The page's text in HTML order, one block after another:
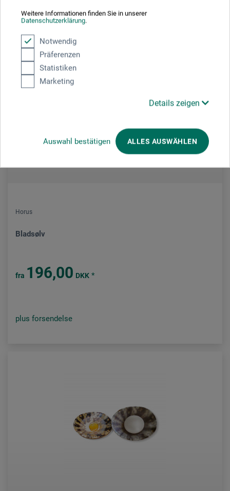
Weitere Informationen finden Sie in unserer
Datenschutzerklärung.
Notwendig
Präferenzen
Statistiken
Marketing
Details zeigen
Auswahl bestätigen ALLES AUSWÄHLEN
Horus
Bladsølv
fra 196,00 DKK *
plus forsendelse